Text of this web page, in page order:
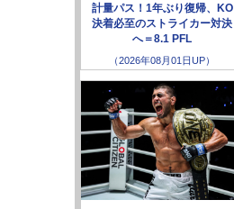
計量パス！1年ぶり復帰、KO
決着必至のストライカー対決
へ＝8.1 PFL
（2026年08月01日UP）